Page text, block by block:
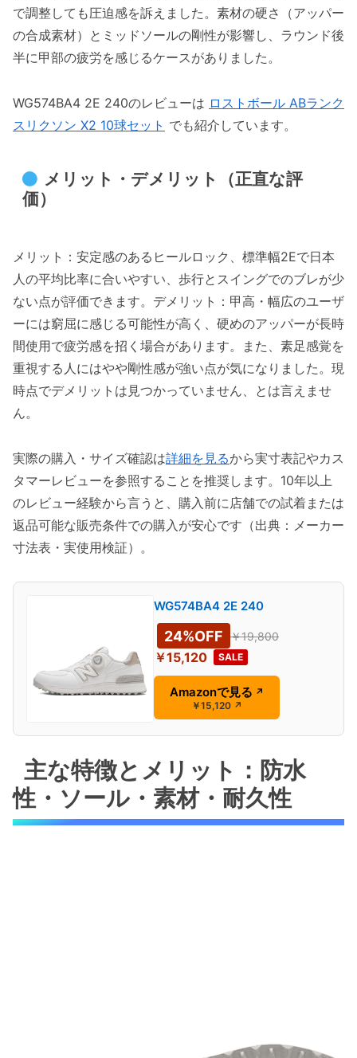
で調整しても圧迫感を訴えました。素材の硬さ（アッパー
の合成素材）とミッドソールの剛性が影響し、ラウンド後
半に甲部の疲労を感じるケースがありました。
WG574BA4 2E 240のレビューは ロストボール ABランク
スリクソン X2 10球セット でも紹介しています。
メリット・デメリット（正直な評
価）
メリット：安定感のあるヒールロック、標準幅2Eで日本
人の平均比率に合いやすい、歩行とスイングでのブレが少
ない点が評価できます。デメリット：甲高・幅広のユーザ
ーには窮屈に感じる可能性が高く、硬めのアッパーが長時
間使用で疲労感を招く場合があります。また、素足感覚を
重視する人にはやや剛性感が強い点が気になりました。現
時点でデメリットは見つかっていません、とは言えませ
ん。
実際の購入・サイズ確認は詳細を見るから実寸表記やカス
タマーレビューを参照することを推奨します。10年以上
のレビュー経験から言うと、購入前に店舗での試着または
返品可能な販売条件での購入が安心です（出典：メーカー
寸法表・実使用検証）。
WG574BA4 2E 240
￥19,800
￥15,120 SALE
24%OFF
Amazonで見る ↗
￥15,120 ↗
主な特徴とメリット：防水
性・ソール・素材・耐久性